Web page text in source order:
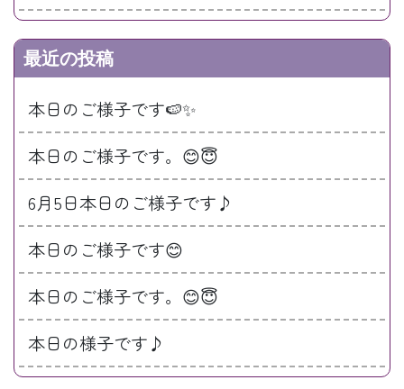
最近の投稿
本日のご様子です🍉✨
本日のご様子です。😊😇
6月5日本日のご様子です♪
本日のご様子です😊
本日のご様子です。😊😇
本日の様子です♪